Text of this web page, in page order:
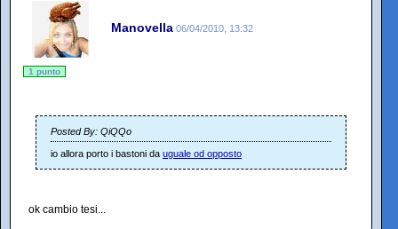
Manovella 06/04/2010, 13:32
1 punto
Posted By: QiQQo
io allora porto i bastoni da uguale od opposto
ok cambio tesi...